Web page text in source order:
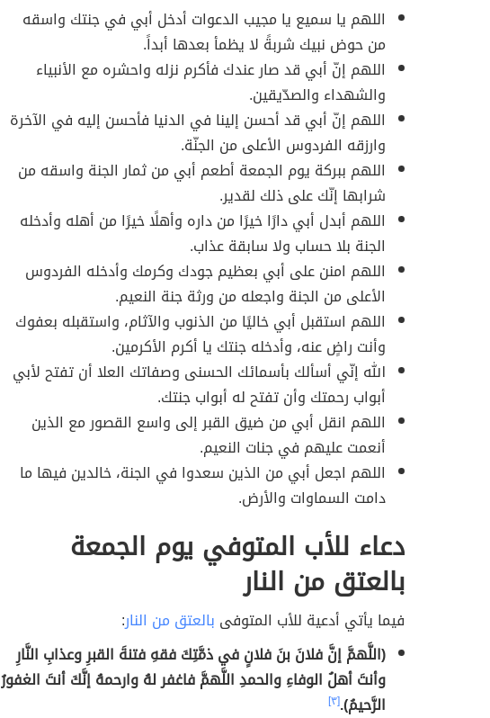
اللهم يا سميع يا مجيب الدعوات أدخل أبي في جنتك واسقه
من حوض نبيك شربةً لا يظمأ بعدها أبداً.
اللهم إنّ أبي قد صار عندك فأكرم نزله واحشره مع الأنبياء
والشهداء والصدّيقين.
اللهم إنّ أبي قد أحسن إلينا في الدنيا فأحسن إليه في الآخرة
وارزقه الفردوس الأعلى من الجنّة.
اللهم ببركة يوم الجمعة أطعم أبي من ثمار الجنة واسقه من
شرابها إنّك على ذلك لقدير.
اللهم أبدل أبي دارًا خيرًا من داره وأهلًا خيرًا من أهله وأدخله
الجنة بلا حساب ولا سابقة عذاب.
اللهم امنن على أبي بعظيم جودك وكرمك وأدخله الفردوس
الأعلى من الجنة واجعله من ورثة جنة النعيم.
اللهم استقبل أبي خاليًا من الذنوب والآثام، واستقبله بعفوك
وأنت راضٍ عنه، وأدخله جنتك يا أكرم الأكرمين.
الله إنّي أسألك بأسمائك الحسنى وصفاتك العلا أن تفتح لأبي
أبواب رحمتك وأن تفتح له أبواب جنتك.
اللهم انقل أبي من ضيق القبر إلى واسع القصور مع الذين
أنعمت عليهم في جنات النعيم.
اللهم اجعل أبي من الذين سعدوا في الجنة، خالدين فيها ما
دامت السماوات والأرض.
دعاء للأب المتوفي يوم الجمعة
بالعتق من النار
فيما يأتي أدعية للأب المتوفى بالعتق من النار:
(اللَّهمَّ إنَّ فلانَ بنَ فلانٍ في ذمَّتِكَ فقهِ فتنةَ القبرِ وعذابِ النَّارِ
وأنتَ أهلُ الوفاءِ والحمدِ اللَّهمَّ فاغفر لهُ وارحمهُ إنَّكَ أنتَ الغفورُ
الرَّحيمُ).[٣]